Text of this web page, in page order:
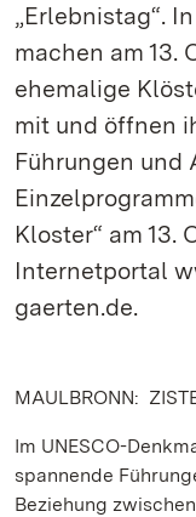
„Erlebnistag“.
machen am 13.
ehemalige
mit und öffnen
Führungen und
Kloster“ am 13.
Internetportal
gaerten.de.
MAULBRONN:
Im UNESCO-
spannende
Beziehung